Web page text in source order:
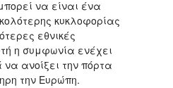
να είναι ένα
κυκλοφορίας
εθνικές
η συμφωνία ενέχει
να ανοίξει την πόρτα
την Ευρώπη.